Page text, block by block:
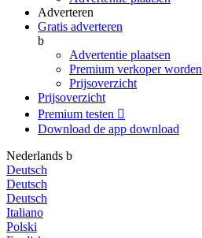
Adverteren
Gratis adverteren
b
Advertentie plaatsen
Premium verkoper worden
Prijsoverzicht
Prijsoverzicht
Premium testen 
Download de app download
Nederlands b
Deutsch
Deutsch
Deutsch
Italiano
Polski